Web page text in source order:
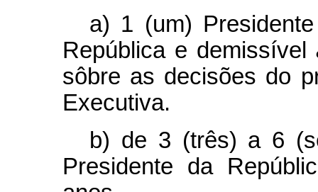
a) 1 (um)
República e demissível
sôbre as decisões do
Executiva.
b) de 3 (três) a 6
Presidente da